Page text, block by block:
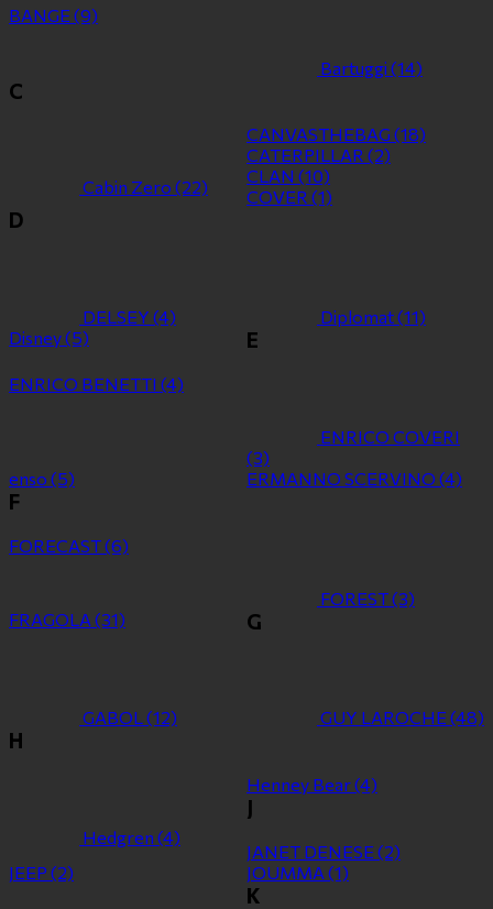
BANGE (9)
Bartuggi (14)
C
Cabin Zero (22)
CANVASTHEBAG (18)
CATERPILLAR (2)
CLAN (10)
COVER (1)
D
DELSEY (4) Diplomat(11)
Disney(5) E
ENRICO BENETTI (4)
ENRICO COVERI
(3)
enso (5) ERMANNO SCERVINO (4)
F
FORECAST(6)
FOREST(3)
FRAGOLA (31) G
GABOL(12) GUY LAROCHE (48)
H
Hedgren (4)
Henney Bear(4)
J
JANET DENESE (2)
JEEP (2) JOUMMA (1)
K